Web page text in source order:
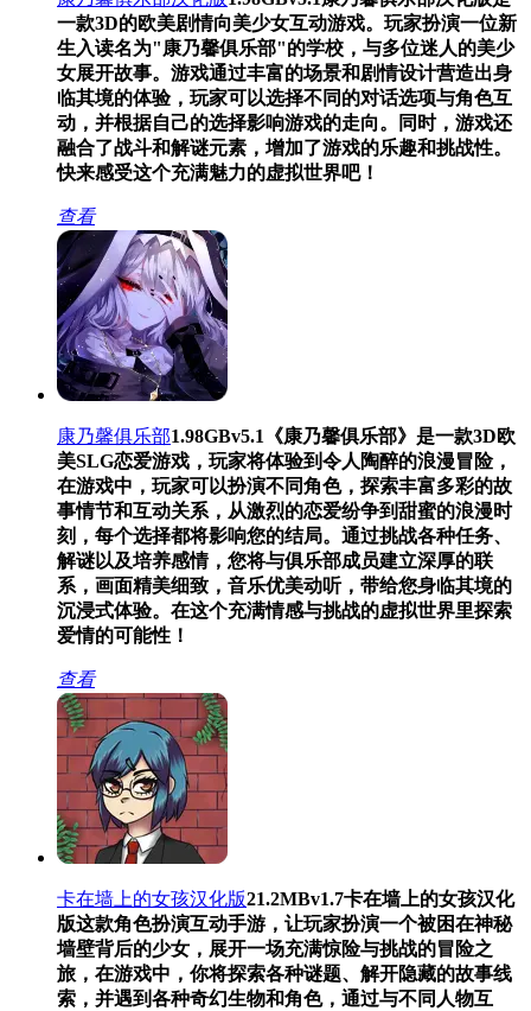
一款3D的欧美剧情向美少女互动游戏。玩家扮演一位新
生入读名为"康乃馨俱乐部"的学校，与多位迷人的美少
女展开故事。游戏通过丰富的场景和剧情设计营造出身
临其境的体验，玩家可以选择不同的对话选项与角色互
动，并根据自己的选择影响游戏的走向。同时，游戏还
融合了战斗和解谜元素，增加了游戏的乐趣和挑战性。
快来感受这个充满魅力的虚拟世界吧！
查看
康乃馨俱乐部1.98GBv5.1
《康乃馨俱乐部》是一款3D欧
美SLG恋爱游戏，玩家将体验到令人陶醉的浪漫冒险，
在游戏中，玩家可以扮演不同角色，探索丰富多彩的故
事情节和互动关系，从激烈的恋爱纷争到甜蜜的浪漫时
刻，每个选择都将影响您的结局。通过挑战各种任务、
解谜以及培养感情，您将与俱乐部成员建立深厚的联
系，画面精美细致，音乐优美动听，带给您身临其境的
沉浸式体验。在这个充满情感与挑战的虚拟世界里探索
爱情的可能性！
查看
卡在墙上的女孩汉化版21.2MBv1.7卡在墙上的女孩汉化
版这款角色扮演互动手游，让玩家扮演一个被困在神秘
墙壁背后的少女，展开一场充满惊险与挑战的冒险之
旅，在游戏中，你将探索各种谜题、解开隐藏的故事线
索，并遇到各种奇幻生物和角色，通过与不同人物互